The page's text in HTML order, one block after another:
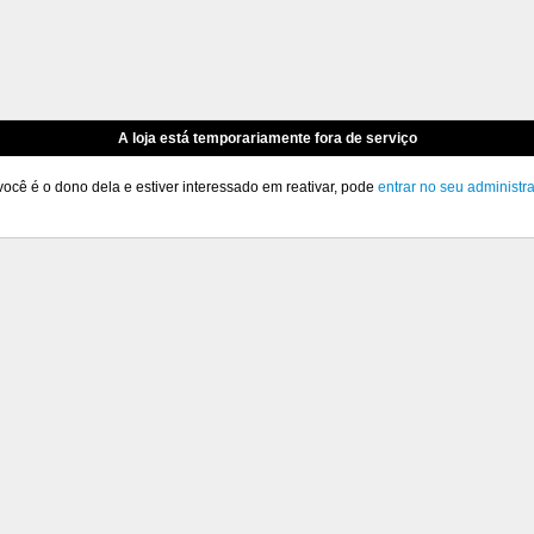
A loja está temporariamente fora de serviço
é o dono dela e estiver interessado em reativar, pode entrar no seu